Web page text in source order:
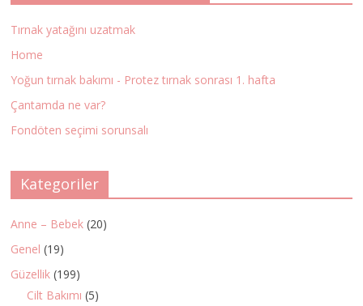
Tırnak yatağını uzatmak
Home
Yoğun tırnak bakımı - Protez tırnak sonrası 1. hafta
Çantamda ne var?
Fondöten seçimi sorunsalı
Kategoriler
Anne – Bebek (20)
Genel (19)
Güzellik (199)
Cilt Bakımı (5)